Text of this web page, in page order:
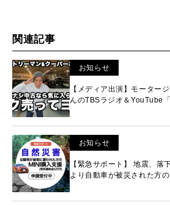
関連記事
お知らせ
【メディア出演】モーター
んのTBSラジオ＆YouTube
お知らせ
【緊急サポート】 地震、落
より自動車が被災された方